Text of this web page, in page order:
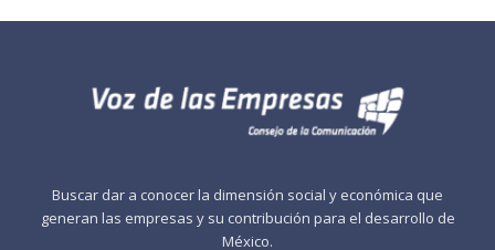
Buscar dar a conocer la dimensión social y económica que
generan las empresas y su contribución para el desarrollo de
México.